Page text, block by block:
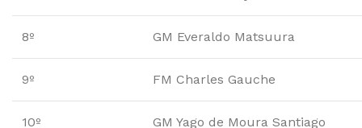
8º GM Everaldo Matsuura
9º FM Charles Gauche
10º GM Yago de Moura Santiago